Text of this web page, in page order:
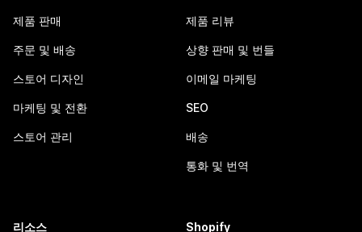
제품 판매
주문 및 배송
스토어 디자인
마케팅 및 전환
스토어 관리
제품 리뷰
상향 판매 및 번들
이메일 마케팅
SEO
배송
통화 및 번역
리소스 Shopify